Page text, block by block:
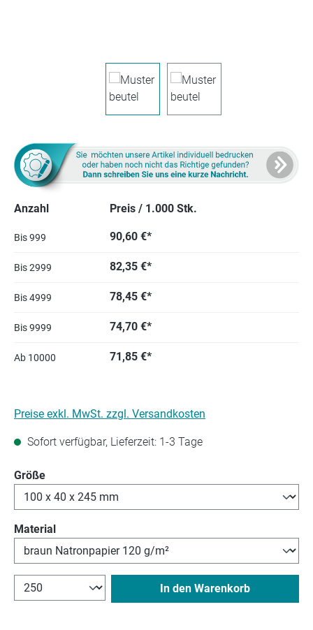
Anzahl Preis / 1.000 Stk.
Bis999 90,60 €*
Bis2999 82,35 €*
Bis4999 78,45 €*
Bis9999 74,70 €*
Ab 10000 71,85 €*
Preise exkl. MwSt. zzgl. Versandkosten
Sofort verfügbar, Lieferzeit: 1-3 Tage
Größeauswählen
Materialauswählen
In den Warenkorb